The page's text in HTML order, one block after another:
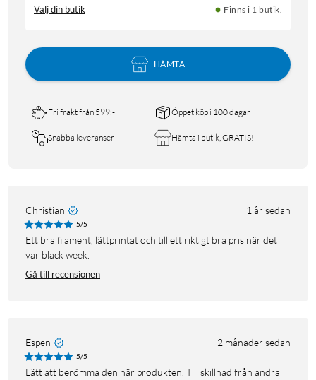
Välj din butik Finns i 1 butik.
HÄMTA
Fri frakt från 599:- Öppet köp i 100 dagar
Snabba leveranser Hämta i butik, GRATIS!
Christian 1 år sedan
5/5
Ett bra filament, lättprintat och till ett riktigt bra pris när det
var black week.
Gå till recensionen
Espen 2 månader sedan
5/5
Lätt att berömma den här produkten. Till skillnad från andra